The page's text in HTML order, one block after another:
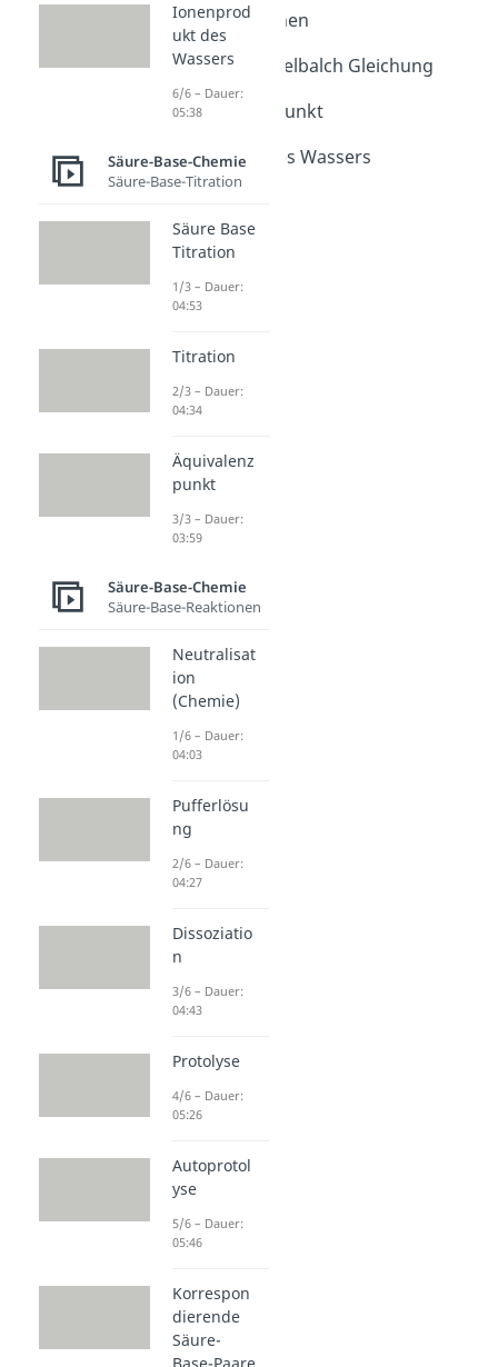
pH Wert berechnen
Dauer: 04:02
Henderson Hasselbalch Gleichung
Dauer: 04:23
Isoelektrischer Punkt
Ionenprodukt des Wassers
Dauer: 05:38
Ionenprod
ukt des
Wassers
6/6 – Dauer:
05:38
Säure-Base-Chemie
Säure-Base-Titration
Säure Base
Titration
1/3 – Dauer:
04:53
Titration
2/3 – Dauer:
04:34
Äquivalenz
punkt
3/3 – Dauer:
03:59
Säure-Base-Chemie
Säure-Base-Reaktionen
Neutralisat
ion
(Chemie)
1/6 – Dauer:
04:03
Pufferlösu
ng
2/6 – Dauer:
04:27
Dissoziatio
n
3/6 – Dauer:
04:43
Protolyse
4/6 – Dauer:
05:26
Autoprotol
yse
5/6 – Dauer:
05:46
Korrespon
dierende
Säure-